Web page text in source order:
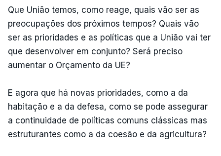
Que União temos, como reage, quais vão ser as
preocupações dos próximos tempos? Quais vão
ser as prioridades e as políticas que a União vai ter
que desenvolver em conjunto? Será preciso
aumentar o Orçamento da UE?
E agora que há novas prioridades, como a da
habitação e a da defesa, como se pode assegurar
a continuidade de políticas comuns clássicas mas
estruturantes como a da coesão e da agricultura?